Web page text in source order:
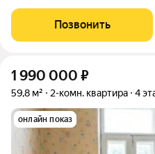
Позвонить
1 990 000 ₽
59,8 м² 2-комн. квартира 4
онлайн показ